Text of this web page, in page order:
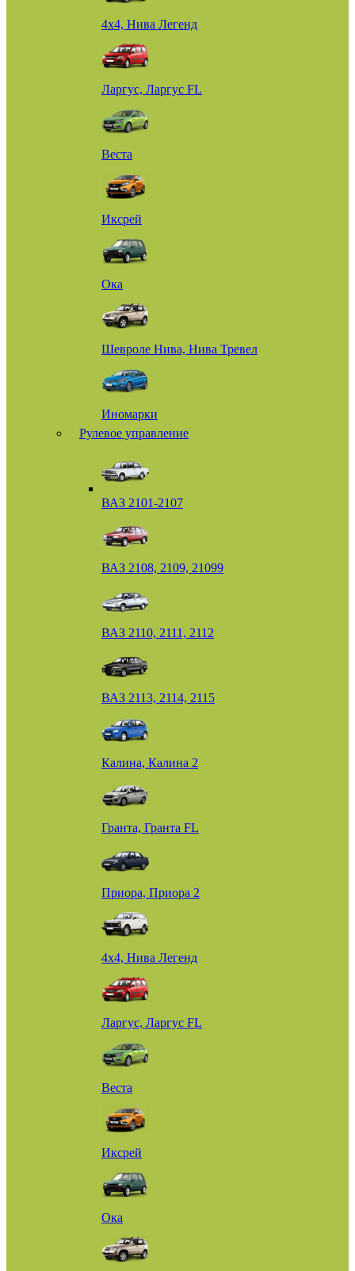
4х4, Нива Легенд
Ларгус, Ларгус FL
Веста
Иксрей
Ока
Шевроле Нива, Нива Тревел
Иномарки
Рулевое управление
ВАЗ 2101-2107
ВАЗ 2108, 2109, 21099
ВАЗ 2110, 2111, 2112
ВАЗ 2113, 2114, 2115
Калина, Калина 2
Гранта, Гранта FL
Приора, Приора 2
4х4, Нива Легенд
Ларгус, Ларгус FL
Веста
Иксрей
Ока